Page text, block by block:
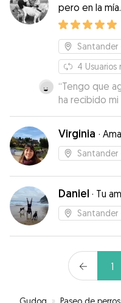
pero en la
Santander
4 Usuarios
“Tengo que
ha recibido
que me ha
he podido
encontraba
compañía
sucesivas
Virginia ·
Santander
Daniel · Tu
Santander
1
Gudog » Paseo de perros